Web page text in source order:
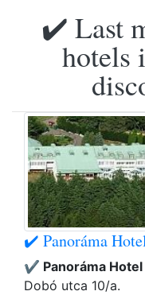
✔️ Last
hotels
✔️ Panoráma
✔️ Panoráma Hotel
Dobó utca 10/a.